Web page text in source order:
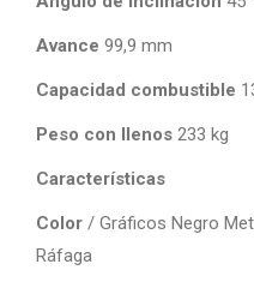
Avance 99,9 mm
Capacidad combustible
Peso con llenos 233 kg
Características
Color / Gráficos Negro
Ráfaga